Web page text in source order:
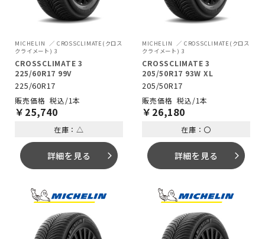
MICHELIN
CROSSCLIMATE(クロス
クライメート) 3
CROSSCLIMATE 3
225/60R17 99V
225/60R17
税込/1本
￥ 25,740
在庫：△
詳細を見る arrow_forward_ios
MICHELIN
CROSSCLIMATE(クロス
クライメート) 3
CROSSCLIMATE 3
205/50R17 93W XL
205/50R17
税込/1本
￥ 26,180
在庫：〇
詳細を見る arrow_forward_ios